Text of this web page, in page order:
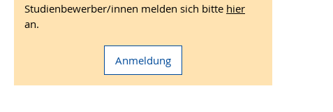
Studienbewerber/innen melden sich bitte hier
an.
Anmeldung